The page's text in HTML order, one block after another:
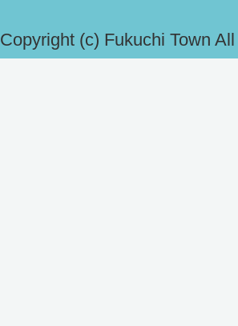
Copyright (c) Fukuchi Town